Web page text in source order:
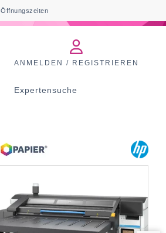
Öffnungszeiten
ANMELDEN / REGISTRIEREN
Expertensuche